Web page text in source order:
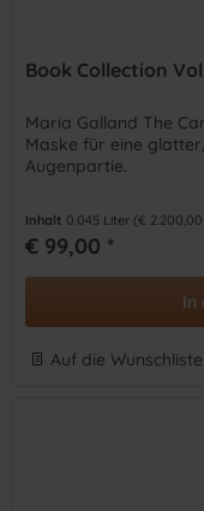
Book Collection
Maria Galland The
Maske für eine
Augenpartie.
Inhalt 0.045 Liter (€
€ 99,00 *
In
Auf die Wunschliste